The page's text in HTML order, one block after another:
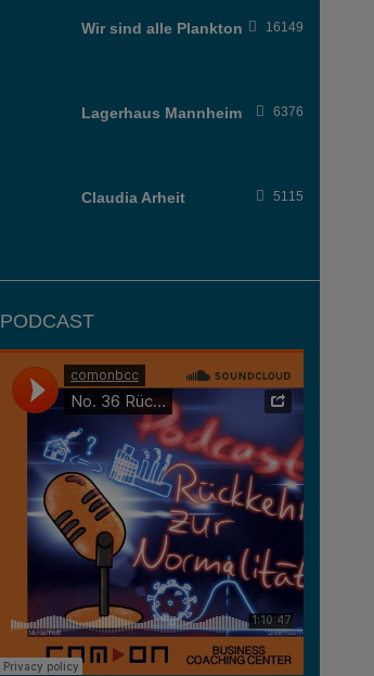
Wir sind alle Plankton 16149
Lagerhaus Mannheim 6376
Claudia Arheit 5115
PODCAST